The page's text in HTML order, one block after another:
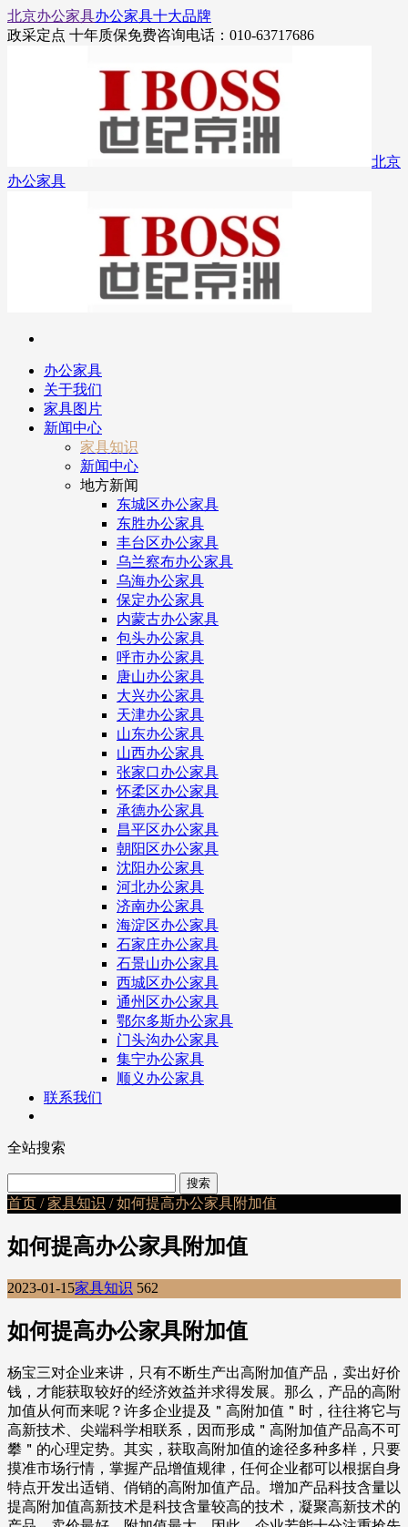
北京办公家具办公家具十大品牌
政采定点 十年质保免费咨询电话：010-63717686
北京
办公家具
办公家具
关于我们
家具图片
新闻中心
家具知识
新闻中心
地方新闻
东城区办公家具
东胜办公家具
丰台区办公家具
乌兰察布办公家具
乌海办公家具
保定办公家具
内蒙古办公家具
包头办公家具
呼市办公家具
唐山办公家具
大兴办公家具
天津办公家具
山东办公家具
山西办公家具
张家口办公家具
怀柔区办公家具
承德办公家具
昌平区办公家具
朝阳区办公家具
沈阳办公家具
河北办公家具
济南办公家具
海淀区办公家具
石家庄办公家具
石景山办公家具
西城区办公家具
通州区办公家具
鄂尔多斯办公家具
门头沟办公家具
集宁办公家具
顺义办公家具
联系我们
全站搜索
首页 /家具知识 / 如何提高办公家具附加值
如何提高办公家具附加值
2023-01-15家具知识 562
如何提高办公家具附加值
杨宝三对企业来讲，只有不断生产出高附加值产品，卖出好价
钱，才能获取较好的经济效益并求得发展。那么，产品的高附
加值从何而来呢？许多企业提及＂高附加值＂时，往往将它与
高新技术、尖端科学相联系，因而形成＂高附加值产品高不可
攀＂的心理定势。其实，获取高附加值的途径多种多样，只要
摸准市场行情，掌握产品增值规律，任何企业都可以根据自身
特点开发出适销、俏销的高附加值产品。增加产品科技含量以
提高附加值高新技术是科技含量较高的技术，凝聚高新技术的